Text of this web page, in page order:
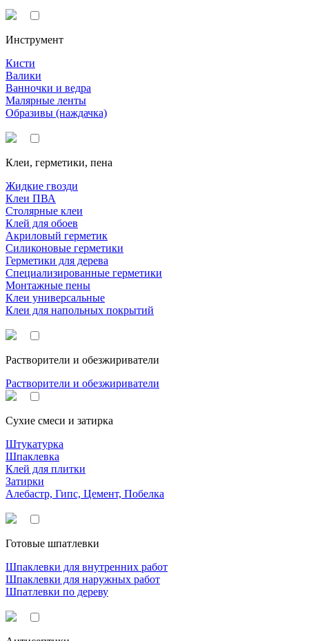
Инструмент
Кисти
Валики
Ванночки и ведра
Малярные ленты
Образивы (наждачка)
Клеи, герметики, пена
Жидкие гвозди
Клеи ПВА
Столярные клеи
Клей для обоев
Акриловый герметик
Силиконовые герметики
Герметики для дерева
Специализированные герметики
Монтажные пены
Клеи универсальные
Клеи для напольных покрытий
Растворители и обезжириватели
Растворители и обезжириватели
Сухие смеси и затирка
Штукатурка
Шпаклевка
Клей для плитки
Затирки
Алебастр, Гипс, Цемент, Побелка
Готовые шпатлевки
Шпаклевки для внутренних работ
Шпаклевки для наружных работ
Шпатлевки по дереву